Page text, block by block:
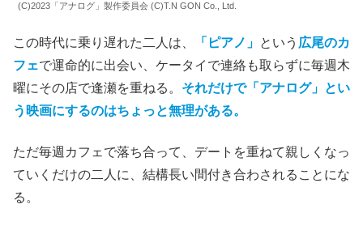
(C)2023「アナログ」製作委員会 (C)T.N GON Co., Ltd.
この時代に乗り遅れた二人は、 「ピアノ」 という 広尾のカ
フェで運命的に出会い、ケータイで連絡も取らずに毎週木
曜にその店で逢瀬を重ねる。 それだけで「アナログ」とい
う映画にするのはちょっと無理がある。
ただ毎週カフェで落ち合って、デートを重ねて親しくなっ
ていくだけの二人に、結構長い間付き合わされることにな
る。